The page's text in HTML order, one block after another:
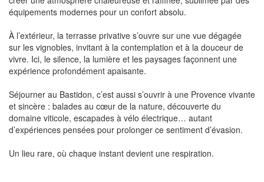
équipements modernes pour un confort absolu.
À l’extérieur, la terrasse privative s’ouvre sur une vue dégagée
sur les vignobles, invitant à la contemplation et à la douceur de
vivre. Ici, le silence, la lumière et les paysages façonnent une
expérience profondément apaisante.
Séjourner au Bastidon, c’est aussi s’ouvrir à une Provence vivante
et sincère : balades au cœur de la nature, découverte du
domaine viticole, escapades à vélo électrique… autant
d’expériences pensées pour prolonger ce sentiment d’évasion.
Un lieu rare, où chaque instant devient une respiration.